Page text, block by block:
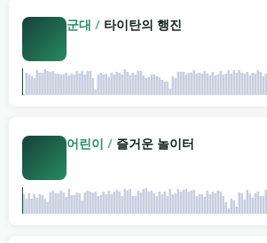
군대 / 타이탄의 행진
어린이 / 즐거운 놀이터